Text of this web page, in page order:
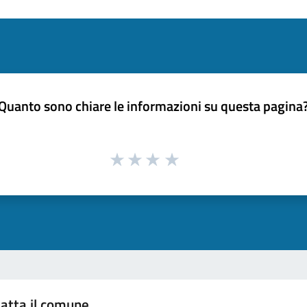
sono chiare le informazioni su questa